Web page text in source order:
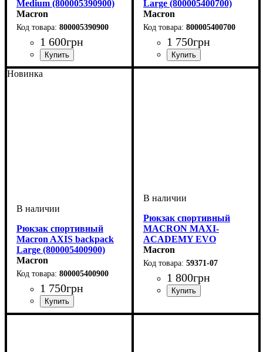
Medium (800005390900)
Macron
800005390900
1 600грн
Пол: Мужской, Детское,
Унисекс
Производитель: Macron
Цвет: Черный
Large (800005400700)
Macron
800005400700
1 750грн
Пол: Мужской, Детское,
Производитель: Macron
Цвет: Темно-синий
Новинка
Рюкзак спортивный
Macron AXIS backpack
Large (800005400900)
Macron
800005400900
1 750грн
Пол: Мужской, Детское,
Производитель: Macron
Цвет: Черный
Рюкзак спортивный
MACRON MAXI-
ACADEMY EVO
(5937107)
Macron
59371-07
1 800грн